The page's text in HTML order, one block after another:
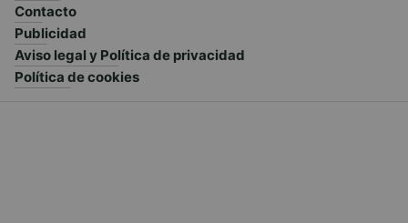
Contacto
Publicidad
Aviso legal y Política de privacidad
Política de cookies